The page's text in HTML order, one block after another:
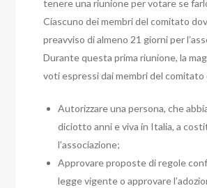
tenere una riunione per votare se
Ciascuno dei membri del comitato
preavviso di almeno 21 giorni per
Durante questa prima riunione, la
voti espressi dai membri del comitato
Autorizzare una persona, che
diciotto anni e viva in Italia, a
l’associazione;
Approvare proposte di regole
legge vigente o approvare